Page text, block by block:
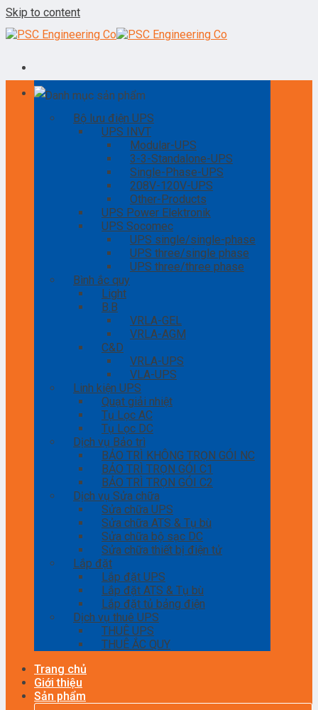
Skip to content
Danh mục sản phẩm
Bộ lưu điện UPS
UPS INVT
Modular-UPS
3-3-Standalone-UPS
Single-Phase-UPS
208V-120V-UPS
Other-Products
UPS Power Elektronik
UPS Socomec
UPS single/single-phase
UPS three/single phase
UPS three/three phase
Bình ắc quy
Light
B.B
VRLA-GEL
VRLA-AGM
C&D
VRLA-UPS
VLA-UPS
Linh kiện UPS
Quạt giải nhiệt
Tụ Lọc AC
Tụ Lọc DC
Dịch vụ Bảo trì
BẢO TRÌ KHÔNG TRỌN GÓI NC
BẢO TRÌ TRỌN GÓI C1
BẢO TRÌ TRỌN GÓI C2
Dịch vụ Sửa chữa
Sửa chữa UPS
Sửa chữa ATS & Tụ bù
Sửa chữa bộ sạc DC
Sửa chữa thiết bị điện tử
Lắp đặt
Lắp đặt UPS
Lắp đặt ATS & Tụ bù
Lắp đặt tủ bảng điện
Dịch vụ thuê UPS
THUÊ UPS
THUÊ ẮC QUY
Trang chủ
Giới thiệu
Sản phẩm